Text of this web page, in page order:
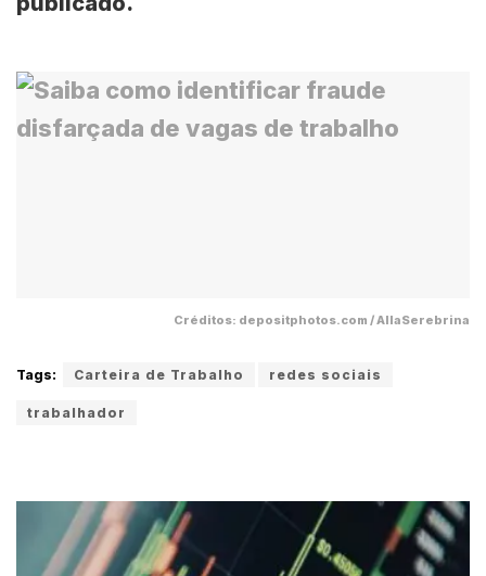
Créditos: depositphotos.com / AllaSerebrina
Tags: Carteira de Trabalho redes sociais
trabalhador